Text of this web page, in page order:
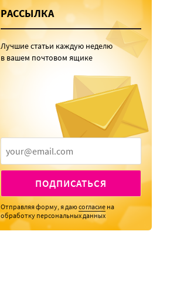
РАССЫЛКА
Лучшие статьи каждую неделю
в вашем почтовом ящике
ПОДПИСАТЬСЯ
Отправляя форму, я даюсогласие на
обработку персональных данных